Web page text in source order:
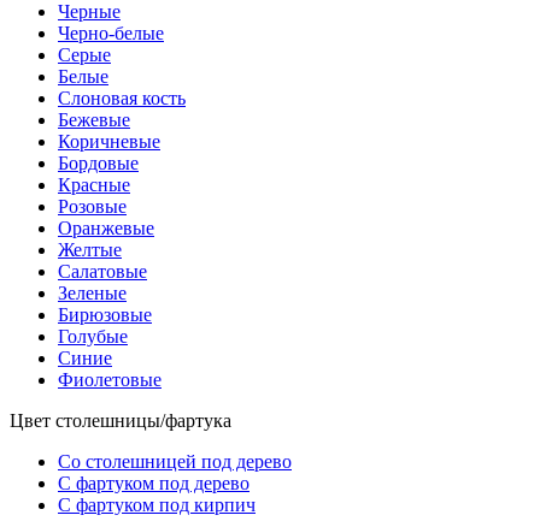
Черные
Черно-белые
Серые
Белые
Слоновая кость
Бежевые
Коричневые
Бордовые
Красные
Розовые
Оранжевые
Желтые
Салатовые
Зеленые
Бирюзовые
Голубые
Синие
Фиолетовые
Цвет столешницы/фартука
Со столешницей под дерево
С фартуком под дерево
С фартуком под кирпич